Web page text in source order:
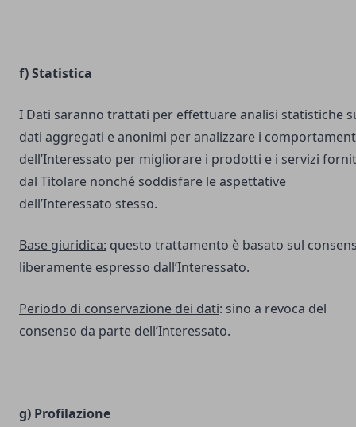
f) Statistica
I Dati saranno trattati per effettuare analisi statistiche
dati aggregati e anonimi per analizzare i
dell’Interessato per migliorare i prodotti e i servizi
dal Titolare nonché soddisfare le aspettative
dell’Interessato stesso.
Base giuridica: questo trattamento è basato sul
liberamente espresso dall’Interessato.
Periodo di conservazione dei dati: sino a revoca del
consenso da parte dell’Interessato.
g) Profilazione